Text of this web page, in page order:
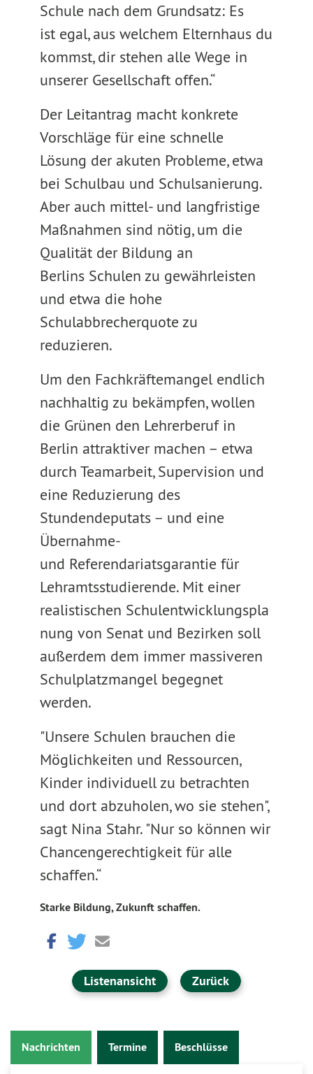
Schule nach dem Grundsatz: Es
ist egal, aus welchem Elternhaus du
kommst, dir stehen alle Wege in
unserer Gesellschaft offen.“
Der Leitantrag macht konkrete
Vorschläge für eine schnelle
Lösung der akuten Probleme, etwa
bei Schulbau und Schulsanierung.
Aber auch mittel- und langfristige
Maßnahmen sind nötig, um die
Qualität der Bildung an
Berlins Schulen zu gewährleisten
und etwa die hohe
Schulabbrecherquote zu
reduzieren.
Um den Fachkräftemangel endlich
nachhaltig zu bekämpfen, wollen
die Grünen den Lehrerberuf in
Berlin attraktiver machen – ­etwa
durch Teamarbeit, Supervision und
eine Reduzierung des
Stundendeputats – und eine
Übernahme-
und Referendariatsgarantie für
Lehramtsstudierende. Mit einer
realistischen Schulentwicklungspla
nung von Senat und Bezirken soll
außerdem dem immer massiveren
Schulplatzmangel begegnet
werden.
"Unsere Schulen brauchen die
Möglichkeiten und Ressourcen,
Kinder individuell zu betrachten
und dort abzuholen, wo sie stehen",
sagt Nina Stahr. "Nur so können wir
Chancengerechtigkeit für alle
schaffen.“
Starke Bildung, Zukunft schaffen.
Listenansicht Zurück
Nachrichten Termine Beschlüsse